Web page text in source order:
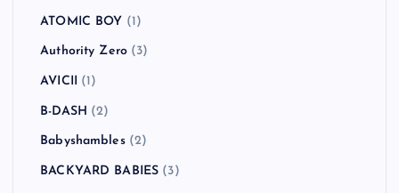
ATOMIC BOY (1)
Authority Zero (3)
AVICII (1)
B-DASH (2)
Babyshambles(2)
BACKYARD BABIES (3)